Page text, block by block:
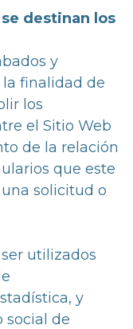
destinan los
y
finalidad de
los
el Sitio Web
de la relación
que este
solicitud o
utilizados
y
social de